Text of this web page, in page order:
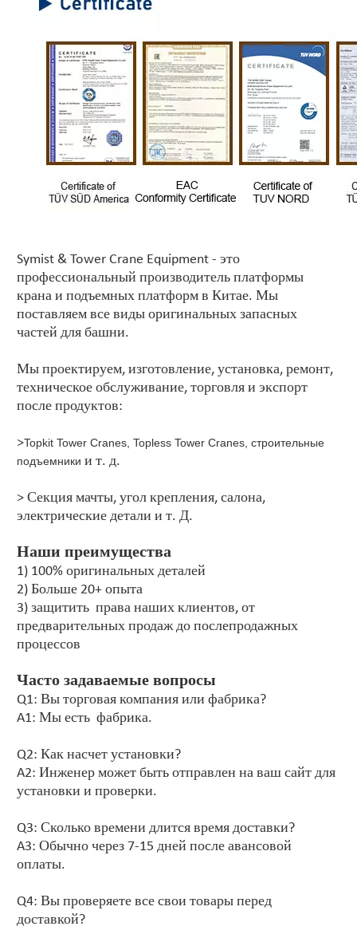
Symist & Tower Crane Equipment - это
профессиональный производитель платформы
крана и подъемных платформ в Китае. Мы
поставляем все виды оригинальных запасных
частей для башни.
Мы проектируем, изготовление, установка, ремонт,
техническое обслуживание, торговля и экспорт
после продуктов:
>Topkit Tower Cranes, Topless Tower Cranes, строительные
подъемники и т. д.
> Секция мачты, угол крепления, салона,
электрические детали и т. Д.
Наши преимущества
1) 100% оригинальных деталей
2) Больше 20+ опыта
3) защитить права наших клиентов, от
предварительных продаж до послепродажных
процессов
Часто задаваемые вопросы
Q1: Вы торговая компания или фабрика?
A1: Мы есть фабрика.
Q2: Как насчет установки?
A2: Инженер может быть отправлен на ваш сайт для
установки и проверки.
Q3: Сколько времени длится время доставки?
A3: Обычно через 7-15 дней после авансовой
оплаты.
Q4: Вы проверяете все свои товары перед
доставкой?